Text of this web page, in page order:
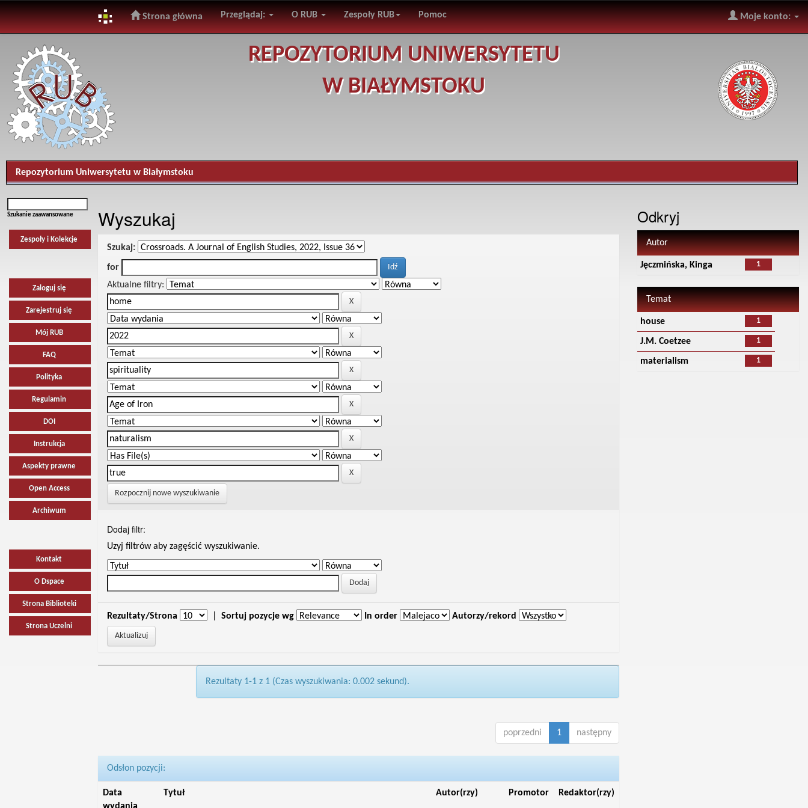
navigation
Strona główna Przeglądaj: O RUB Zespoły RUB Pomoc Moje konto:
REPOZYTORIUM UNIWERSYTETU
W BIAŁYMSTOKU
Repozytorium Uniwersytetu w Białymstoku
Szukanie zaawansowane
Zespoły i Kolekcje
Zaloguj się
Zarejestruj się
Mój RUB
FAQ
Polityka
Regulamin
DOI
Instrukcja
Aspekty prawne
Open Access
Archiwum
Kontakt
O Dspace
Strona Biblioteki
Strona Uczelni
Wyszukaj
Szukaj:
for
Aktualne filtry:
Rozpocznij nowe wyszukiwanie
Dodaj filtr:
Uzyj filtrów aby zagęścić wyszukiwanie.
Rezultaty/Strona Sortuj pozycje wg In order Autorzy/rekord
Rezultaty 1-1 z 1 (Czas wyszukiwania: 0.002 sekund).
poprzedni 1 następny
Odsłon pozycji:
Data
Tytuł Autor(rzy) Promotor Redaktor(rzy)
Odkryj
Autor
1
Jęczmińska, Kinga
Temat
1
house
1
J.M. Coetzee
1
materialism